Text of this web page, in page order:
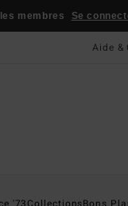
membres Se
Aide &